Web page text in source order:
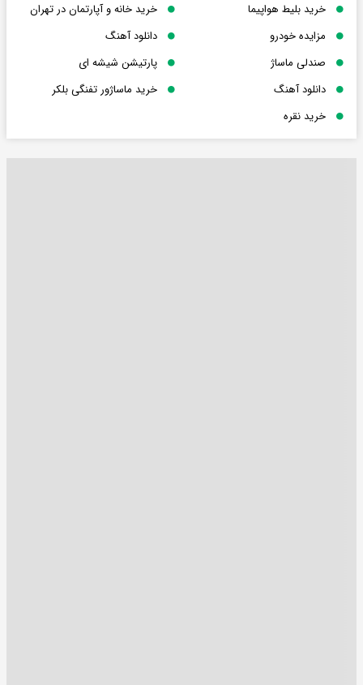
خرید بلیط هواپیما
خرید خانه و آپارتمان در تهران
مزایده خودرو
دانلود آهنگ
صندلی ماساژ
پارتیشن شیشه ای
دانلود آهنگ
خرید ماساژور تفنگی بلکر
خرید نقره